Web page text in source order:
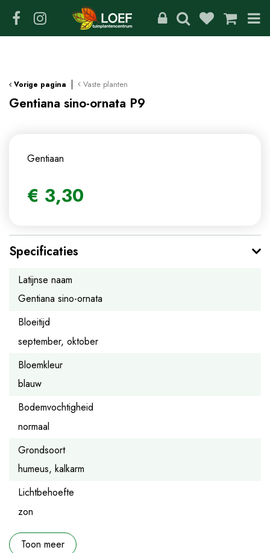
Vorige pagina Vaste planten
Gentiana sino-ornata P9
Gentiaan
€ 3,30
Specificaties
Latijnse naam
Gentiana sino-ornata
Bloeitijd
september, oktober
Bloemkleur
blauw
Bodemvochtigheid
normaal
Grondsoort
humeus, kalkarm
Lichtbehoefte
zon
Toon meer